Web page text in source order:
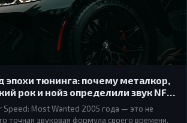
эпохи тюнинга: почему металкор,
рок и нойз определили звук NFS
Speed: Most Wanted 2005 года — это не
точная звуковая формула своего времени,